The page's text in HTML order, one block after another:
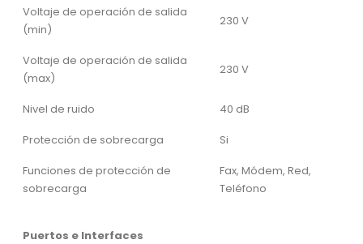
Voltaje de operación de salida
(min)
230 V
Voltaje de operación de salida
(max)
230 V
Nivel de ruido
40 dB
Protección de sobrecarga
Si
Funciones de protección de
sobrecarga
Fax, Módem, Red,
Teléfono
Puertos e Interfaces